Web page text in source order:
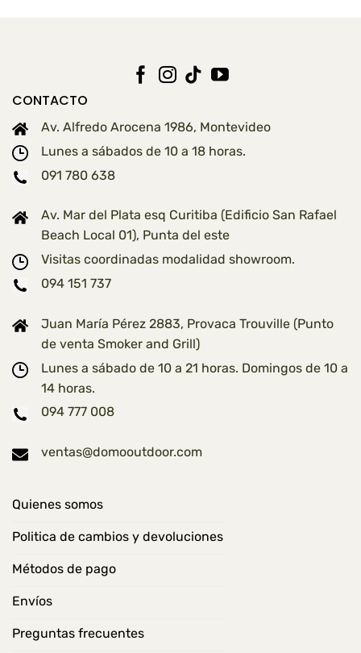
CONTACTO
Av. Alfredo Arocena 1986, Montevideo
Lunes a sábados de 10 a 18 horas.
091 780 638
Av. Mar del Plata esq Curitiba (Edificio San Rafael
Beach Local 01), Punta del este
Visitas coordinadas modalidad showroom.
094 151 737
Juan María Pérez 2883, Provaca Trouville (Punto
de venta Smoker and Grill)
Lunes a sábado de 10 a 21 horas. Domingos de 10 a
14 horas.
094 777 008
ventas@domooutdoor.com
Quienes somos
Politica de cambios y devoluciones
Métodos de pago
Envíos
Preguntas frecuentes